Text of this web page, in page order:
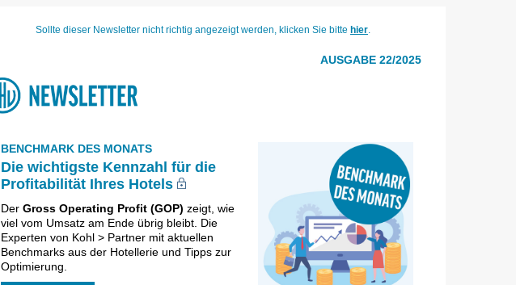
Sollte dieser Newsletter nicht richtig angezeigt werden, klicken Sie bitte hier.
AUSGABE 22/2025
BENCHMARK DES MONATS
Die wichtigste Kennzahl für die
Profitabilität Ihres Hotels
Der Gross Operating Profit (GOP) zeigt, wie
viel vom Umsatz am Ende übrig bleibt. Die
Experten von Kohl > Partner mit aktuellen
Benchmarks aus der Hotellerie und Tipps zur
Optimierung.